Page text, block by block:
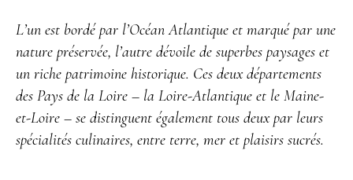
L’un est bordé par l’Océan Atlantique et marqué par une
nature préservée, l’autre dévoile de superbes paysages et
un riche patrimoine historique. Ces deux départements
des Pays de la Loire – la Loire-Atlantique et le Maine-
et-Loire – se distinguent également tous deux par leurs
spécialités culinaires, entre terre, mer et plaisirs sucrés.